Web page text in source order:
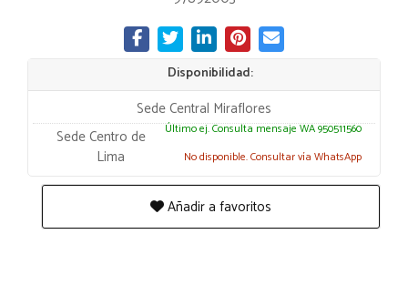
Disponibilidad:
Sede Central Miraflores
Último ej. Consulta mensaje WA 950511560
Sede Centro de
Lima
No disponible. Consultar vía WhatsApp
Añadir a favoritos